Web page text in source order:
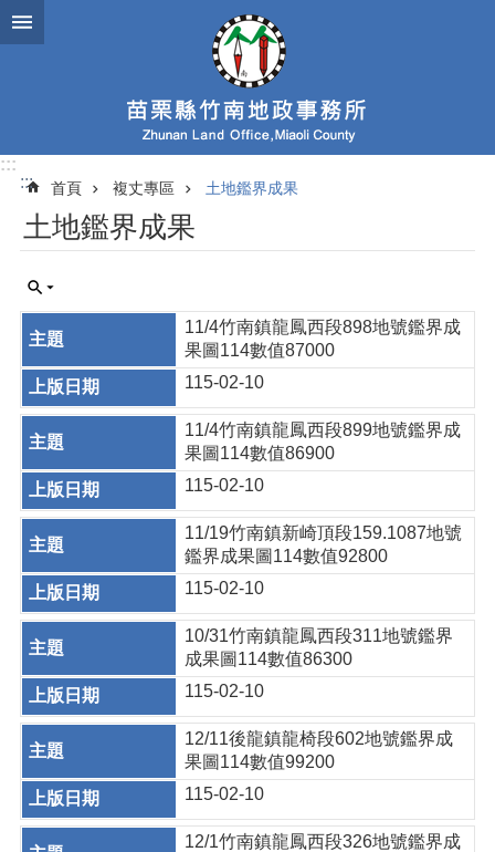
跳到主要內容區塊
:::
:::
首頁 複丈專區 土地鑑界成果
土地鑑界成果
11/4竹南鎮龍鳳西段898地號鑑界成
果圖114數值87000
115-02-10
11/4竹南鎮龍鳳西段899地號鑑界成
果圖114數值86900
115-02-10
11/19竹南鎮新崎頂段159.1087地號
鑑界成果圖114數值92800
115-02-10
10/31竹南鎮龍鳳西段311地號鑑界
成果圖114數值86300
115-02-10
12/11後龍鎮龍椅段602地號鑑界成
果圖114數值99200
115-02-10
12/1竹南鎮龍鳳西段326地號鑑界成